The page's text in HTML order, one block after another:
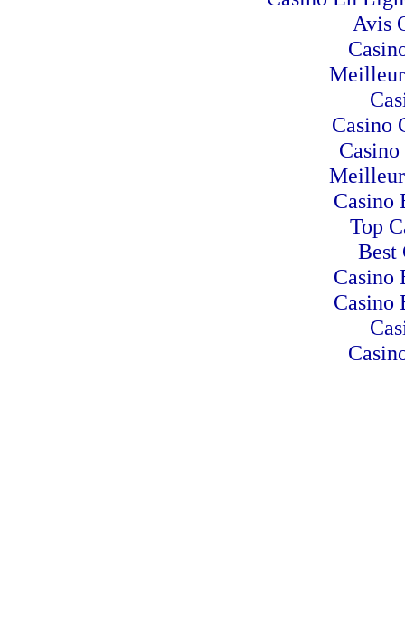
Avis
Casino
Casino
Top
Best
Casino
Casino